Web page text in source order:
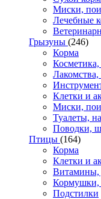
Миски,
Лечебные
Грызуны (246)
Корма
Косметика,
Клетки и
Миски,
Туалеты,
Поводки,
Птицы (164)
Корма
Клетки и
Витамины,
Кормушки,
Подстилки